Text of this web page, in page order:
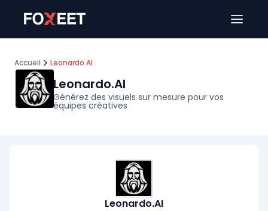
Accueil Leonardo.AI
Leonardo.AI
Générez des visuels sur mesure pour vos
équipes créatives
Leonardo.AI